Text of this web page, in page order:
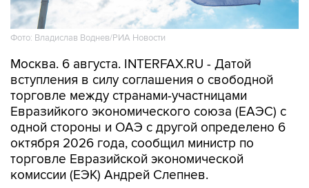
Фото: Владислав Воднев/РИА Новости
Москва. 6 августа. INTERFAX.RU - Датой
вступления в силу соглашения о свободной
торговле между странами-участницами
Евразийкого экономического союза (ЕАЭС) с
одной стороны и ОАЭ с другой определено 6
октября 2026 года, сообщил министр по
торговле Евразийской экономической
комиссии (ЕЭК) Андрей Слепнев.